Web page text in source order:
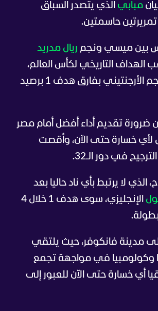
مبابي الذي يتصدر السباق
حاسمتين.
بين ميسي ونجم ريال مدريد
الهداف التاريخي لكأس العالم،
حيث يتقدم النجم الأرجنتيني بفارق هدف 1 برصيد
ضرورة تقديم أداء أفضل أمام مصر
لأي خسارة حتى الآن، وأقصت
في دور الـ32.
لا يرتبط بأي ناد حاليا بعد
الإنجليزي، سوى هدف 1 خلال 4
إلى مدينة فانكوفر، حيث يلتقي
وكولومبيا في مواجهة تجمع
أي خسارة حتى الآن للعبور إلى